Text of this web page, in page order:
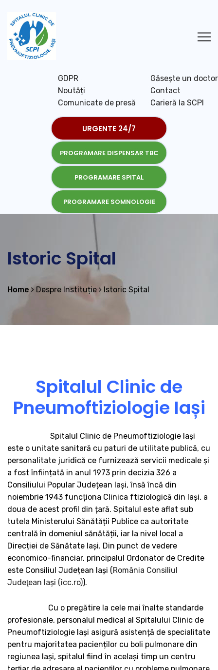
GDPR
Noutăți
Comunicate de presă
Găsește un doctor
Contact
Carieră la SCPI
URGENTE 24/7
PROGRAMARE DISPENSAR TBC
PROGRAMARE SPITAL
PROGRAMARE SOMNOLOGIE
Istoric Spital
Home Despre Instituție Istoric Spital
Spitalul Clinic de
Pneumoftiziologie Iași
Spitalul Clinic de Pneumoftiziologie Iași
este o unitate sanitară cu paturi de utilitate publică, cu
personalitate juridică ce furnizează servicii medicale și
a fost înființată in anul 1973 prin decizia 326 a
Consiliului Popular Județean Iași, însă încă din
noiembrie 1943 funcționa Clinica ftiziologică din Iași, a
doua de acest profil din țară. Spitalul este aflat sub
tutela Ministerului Sănătății Publice ca autoritate
centrală în domeniul sănătății, iar la nivel local a
Direcției de Sănătate Iași. Din punct de vedere
economico-financiar, principalul Ordonator de Credite
este Consiliul Județean Iași (România Consiliul
Judeţean Iaşi (icc.ro)).
Cu o pregătire la cele mai înalte standarde
profesionale, personalul medical al Spitalului Clinic de
Pneumoftiziologie Iași asigură asistență de specialitate
pentru majoritatea pacienților cu boli pulmonare din
regiunea Iaşi, spitalul fiind în acelaşi timp un centru